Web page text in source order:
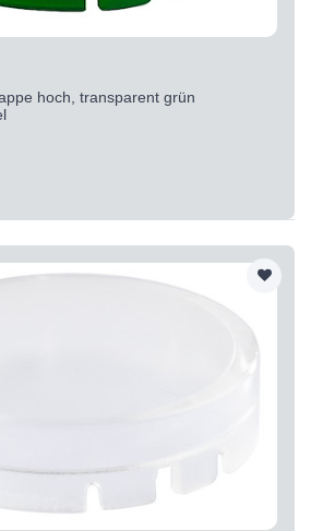
hoch, transparent grün